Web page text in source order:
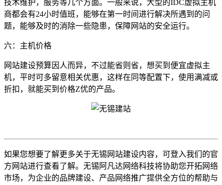
技术维护，服务等几个方面。一般来说，大型的IDC虚拟主机
商都会有24小时值班，能够在第一时间进行解决所遇到的问
题，能够及时的消除一些隐患，保障网站的安全运行。
六：主机价格
网站建设预算因人而异，不过能省则省，想买到便宜虚拟主
机，平时可多留意相关优惠，这样在同等配置下，使用满减或
折扣，就能买到价格Z优的产品。
如果您想要了解更多关于无锡网站建设内容，可登入我们的官
方网站进行查看了解。无锡阿凡达网络科技将协助您开拓网络
市场，为企业的品牌建设、产品网络推广提供全方位的帮助与